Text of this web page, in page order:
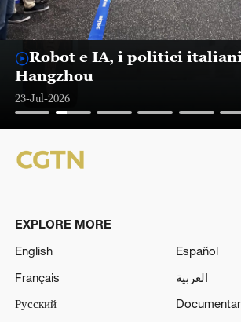
Robot e IA, i politici
Hangzhou
23-Jul-2026
EXPLORE MORE
English
Español
Français
العربية
Русский